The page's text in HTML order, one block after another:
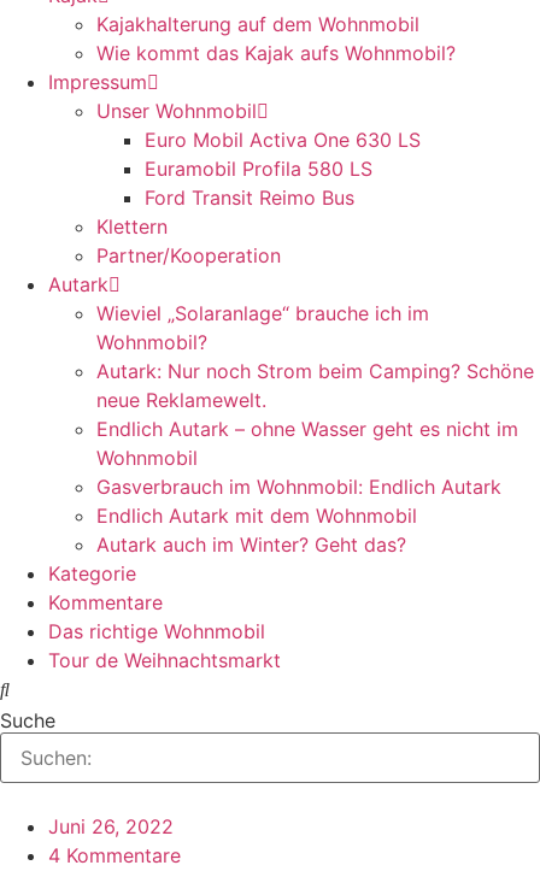
Kajakhalterung auf dem Wohnmobil
Wie kommt das Kajak aufs Wohnmobil?
Impressum
Unser Wohnmobil
Euro Mobil Activa One 630 LS
Euramobil Profila 580 LS
Ford Transit Reimo Bus
Klettern
Partner/Kooperation
Autark
Wieviel „Solaranlage“ brauche ich im
Wohnmobil?
Autark: Nur noch Strom beim Camping? Schöne
neue Reklamewelt.
Endlich Autark – ohne Wasser geht es nicht im
Wohnmobil
Gasverbrauch im Wohnmobil: Endlich Autark
Endlich Autark mit dem Wohnmobil
Autark auch im Winter? Geht das?
Kategorie
Kommentare
Das richtige Wohnmobil
Tour de Weihnachtsmarkt
Suche
Juni 26, 2022
4 Kommentare